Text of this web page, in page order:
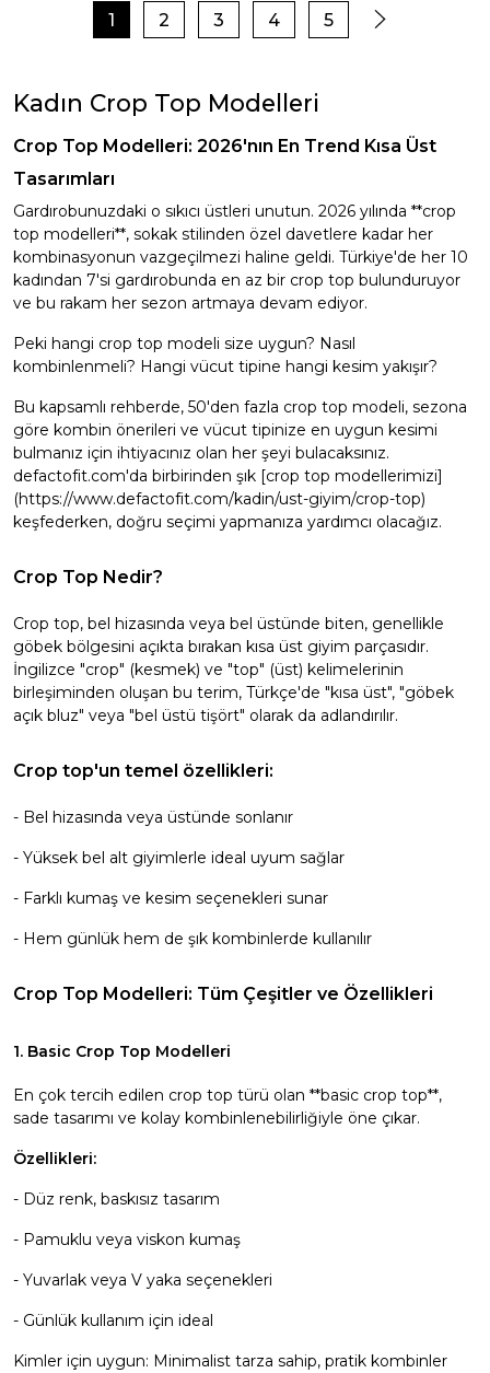
1 2 3 4 5
Kadın Crop Top Modelleri
Crop Top Modelleri: 2026'nın En Trend Kısa Üst
Tasarımları
Gardırobunuzdaki o sıkıcı üstleri unutun. 2026 yılında **crop
top modelleri**, sokak stilinden özel davetlere kadar her
kombinasyonun vazgeçilmezi haline geldi. Türkiye'de her 10
kadından 7'si gardırobunda en az bir crop top bulunduruyor
ve bu rakam her sezon artmaya devam ediyor.
Peki hangi crop top modeli size uygun? Nasıl
kombinlenmeli? Hangi vücut tipine hangi kesim yakışır?
Bu kapsamlı rehberde, 50'den fazla crop top modeli, sezona
göre kombin önerileri ve vücut tipinize en uygun kesimi
bulmanız için ihtiyacınız olan her şeyi bulacaksınız.
defactofit.com'da birbirinden şık [crop top modellerimizi]
(https://www.defactofit.com/kadin/ust-giyim/crop-top)
keşfederken, doğru seçimi yapmanıza yardımcı olacağız.
Crop Top Nedir?
Crop top, bel hizasında veya bel üstünde biten, genellikle
göbek bölgesini açıkta bırakan kısa üst giyim parçasıdır.
İngilizce "crop" (kesmek) ve "top" (üst) kelimelerinin
birleşiminden oluşan bu terim, Türkçe'de "kısa üst", "göbek
açık bluz" veya "bel üstü tişört" olarak da adlandırılır.
Crop top'un temel özellikleri:
- Bel hizasında veya üstünde sonlanır
- Yüksek bel alt giyimlerle ideal uyum sağlar
- Farklı kumaş ve kesim seçenekleri sunar
- Hem günlük hem de şık kombinlerde kullanılır
Crop Top Modelleri: Tüm Çeşitler ve Özellikleri
1. Basic Crop Top Modelleri
En çok tercih edilen crop top türü olan **basic crop top**,
sade tasarımı ve kolay kombinlenebilirliğiyle öne çıkar.
Özellikleri:
- Düz renk, baskısız tasarım
- Pamuklu veya viskon kumaş
- Yuvarlak veya V yaka seçenekleri
- Günlük kullanım için ideal
Kimler için uygun: Minimalist tarza sahip, pratik kombinler